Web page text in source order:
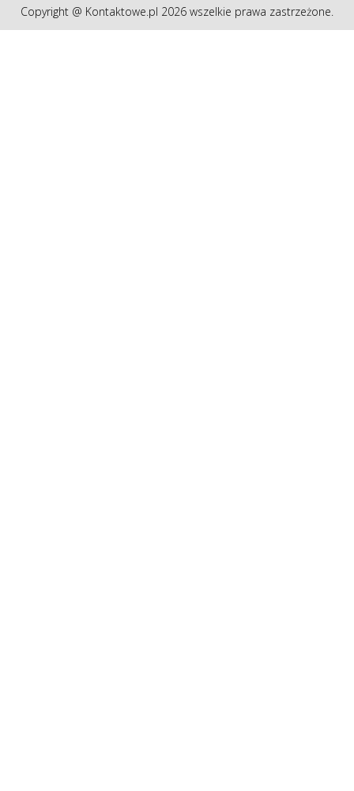
Copyright @ Kontaktowe.pl 2026 wszelkie prawa zastrzeżone.